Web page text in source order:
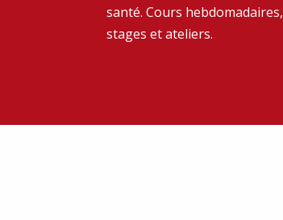
santé. Cours hebdomadaires,
stages et ateliers.